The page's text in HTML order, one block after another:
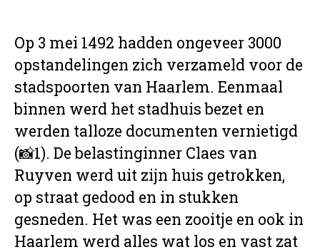
Op 3 mei 1492 hadden ongeveer 3000
opstandelingen zich verzameld voor de
stadspoorten van Haarlem. Eenmaal
binnen werd het stadhuis bezet en
werden talloze documenten vernietigd
(📸1). De belastinginner Claes van
Ruyven werd uit zijn huis getrokken,
op straat gedood en in stukken
gesneden. Het was een zooitje en ook in
Haarlem werd alles wat los en vast zat